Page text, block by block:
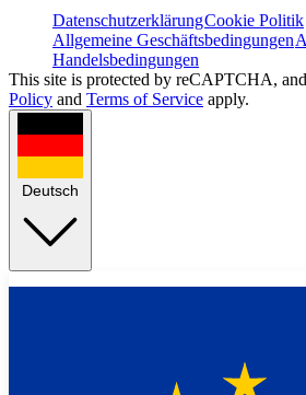
DatenschutzerklärungCookie Politik
Allgemeine Geschäftsbedingungen
Handelsbedingungen
This site is protected by reCAPTCHA,
Policy and Terms of Service apply.
Deutsch